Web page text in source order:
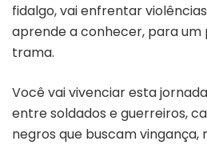
fidalgo, vai enfrentar
aprende a conhecer, para um
trama.
Você vai vivenciar esta
entre soldados e guerreiros,
negros que buscam vingança,